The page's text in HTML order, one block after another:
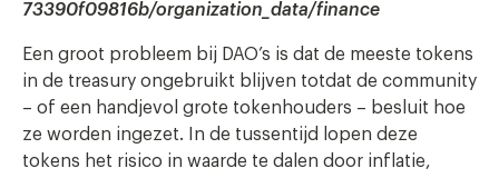
73390f09816b/organization_data/finance
Een groot probleem bij DAO’s is dat de meeste tokens
in de treasury ongebruikt blijven totdat de community
– of een handjevol grote tokenhouders – besluit hoe
ze worden ingezet. In de tussentijd lopen deze
tokens het risico in waarde te dalen door inflatie,